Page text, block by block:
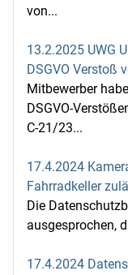
von...
13.2.2025 UWG
DSGVO Verstoß
Mitbewerber
DSGVO-
C‑21/23...
17.4.2024
Fahrradkeller
Die
ausgesprochen,
17.4.2024